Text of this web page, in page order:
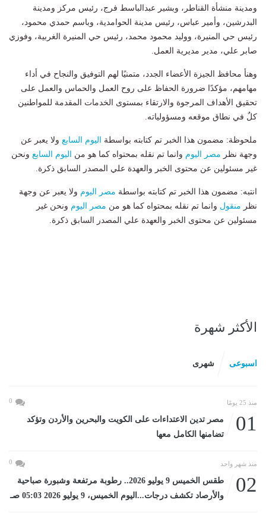
ومدينة منشأة القناطر، وبشير عبدالباسط فرج، رئيس مركز ومدينة
البدرشين، وأمير عباس، رئيس مدينة الحوامدية، وباسم حمدي محمود،
رئيس حي المنيرة، ووليد محمود محمد، رئيس حي المنيرة الغربية، وفوزي
صابر علي، مدير مديرية العمل.
وهنأ محافظ الجيزة الأعضاء الجدد، متمنيًا لهم التوفيق والنجاح في أداء
مهامهم، مؤكدًا ضرورة الحفاظ على روح العمل والحماس والعمل على
تحقيق الأهداف المرجوة والارتقاء بمستوى الخدمات المقدمة للمواطنين
كلٌ في نطاق موقعه ومسؤولياته.
ملحوظة: مضمون هذا الخبر تم كتابته بواسطة اليوم السابع ولا يعبر عن
وجهة نظر مصر اليوم وانما تم نقله بمحتواه كما هو من اليوم السابع ونحن
غير مسئولين عن محتوى الخبر والعهدة علي المصدر السابق ذكرة.
انتبه: مضمون هذا الخبر تم كتابته بواسطة مصر اليوم ولا يعبر عن وجهة
نظر منقول وانما تم نقله بمحتواه كما هو من مصر اليوم ونحن غير
مسئولين عن محتوى الخبر والعهدة علي المصدر السابق ذكرة.
الأكثر شهرة
اسبوعى شهرى
منذ 25 يومًا 0
01
مصر تدين الاعتداءات على الكويت والبحرين والأردن وتؤكد
تضامنها الكامل معها
منذ شهر واحد 0
02
طقس الخميس 9 يوليو 2026.. رطوبة مرتفعة وشبورة صباحية
والأرصاد تكشف درجات...اليوم الخميس، 9 يوليو 2026 05:03 صـ